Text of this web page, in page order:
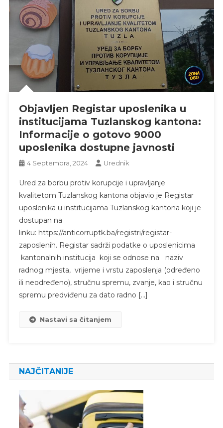
Objavljen Registar uposlenika u
institucijama Tuzlanskog kantona:
Informacije o gotovo 9000
uposlenika dostupne javnosti
4 Septembra, 2024 Urednik
Ured za borbu protiv korupcije i upravljanje
kvalitetom Tuzlanskog kantona objavio je Registar
uposlenika u institucijama Tuzlanskog kantona koji je
dostupan na
linku: https://anticorruptk.ba/registri/registar-
zaposlenih. Registar sadrži podatke o uposlenicima
kantonalnih institucija koji se odnose na naziv
radnog mjesta, vrijeme i vrstu zaposlenja (određeno
ili neodređeno), stručnu spremu, zvanje, kao i stručnu
spremu predviđenu za dato radno […]
Nastavi sa čitanjem
NAJČITANIJE